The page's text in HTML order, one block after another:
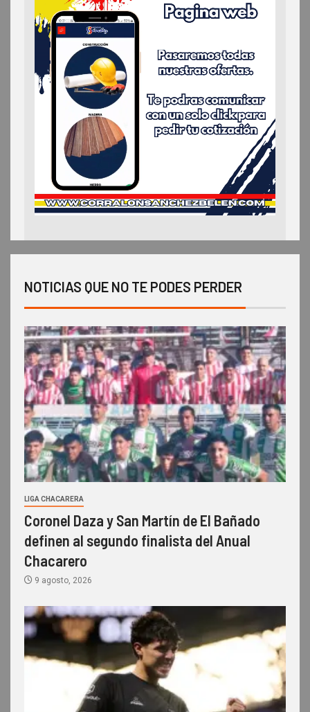
NOTICIAS QUE NO TE PODES PERDER
LIGA CHACARERA
Coronel Daza y San Martín de El Bañado
definen al segundo finalista del Anual
Chacarero
9 agosto, 2026